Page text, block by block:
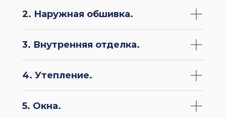
2. Наружная обшивка.
3. Внутренняя отделка.
4. Утепление.
5. Окна.